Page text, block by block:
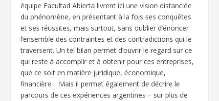
équipe Facultad Abierta livrent ici une vision distanciée
du phénomène, en présentant à la fois ses conquêtes
et ses réussites, mais surtout, sans oublier d’énoncer
l’ensemble des contraintes et des contradictions qui le
traversent. Un tel bilan permet d’ouvrir le regard sur ce
qui reste à accomplir et à obtenir pour ces entreprises,
que ce soit en matière juridique, économique,
financière… Mais il permet également de décrire le
parcours de ces expériences argentines – sur plus de